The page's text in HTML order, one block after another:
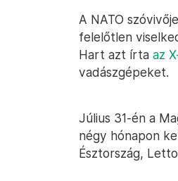
A NATO
felelőtlen
Hart azt írta az
vadászgépeket.
Július 31-én a
négy hónapon
Észtország,